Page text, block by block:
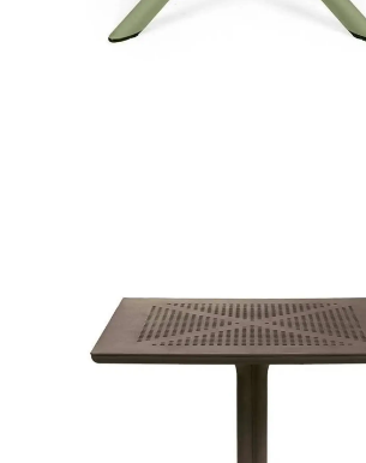
base de mesa
alta domino 5165